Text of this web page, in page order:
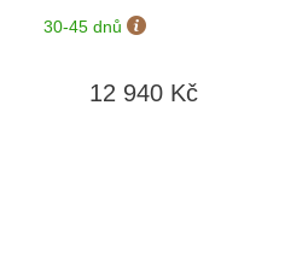
+ možnost
výměny do 90 dní
30-45 dnů
12 940 Kč